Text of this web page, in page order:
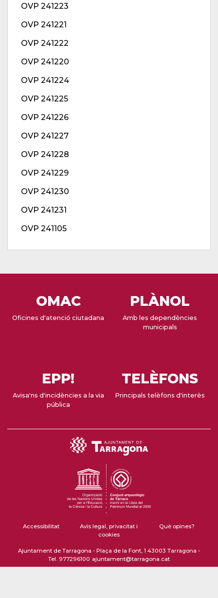
OVP 241223
OVP 241221
OVP 241222
OVP 241220
OVP 241224
OVP 241225
OVP 241226
OVP 241227
OVP 241228
OVP 241229
OVP 241230
OVP 241231
OVP 241105
OMAC
Oficines d'atenció ciutadana
PLÀNOL
Amb les dependències
municipals
EPP!
Avisa'ns d'incidències a la via
pública
TELÈFONS
Principals telèfons d'interès
Accessibilitat
Avís legal, privacitat i
cookies
Què opines?
Ajuntament de Tarragona - Plaça de la Font, 1 43003 Tarragona -
Tel. 977296100 ajuntament@tarragona.cat